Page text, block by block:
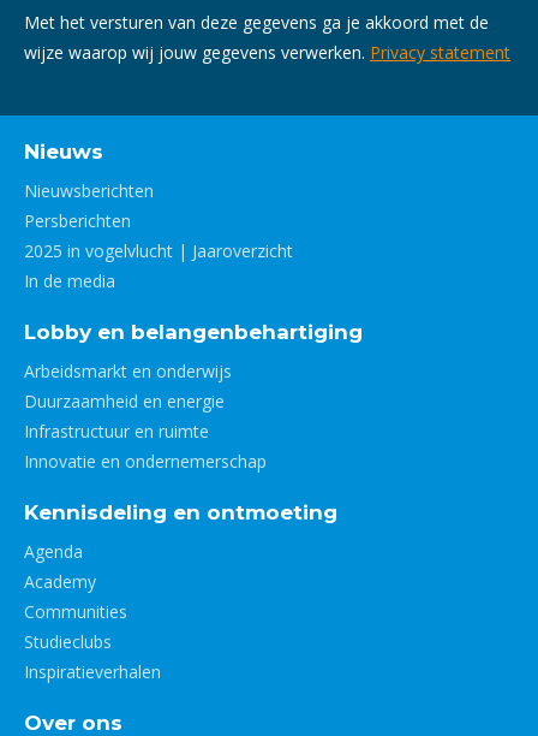
Met het versturen van deze gegevens ga je akkoord met de
wijze waarop wij jouw gegevens verwerken. Privacy statement
Nieuws
Nieuwsberichten
Persberichten
2025 in vogelvlucht | Jaaroverzicht
In de media
Lobby en belangenbehartiging
Arbeidsmarkt en onderwijs
Duurzaamheid en energie
Infrastructuur en ruimte
Innovatie en ondernemerschap
Kennisdeling en ontmoeting
Agenda
Academy
Communities
Studieclubs
Inspiratieverhalen
Over ons